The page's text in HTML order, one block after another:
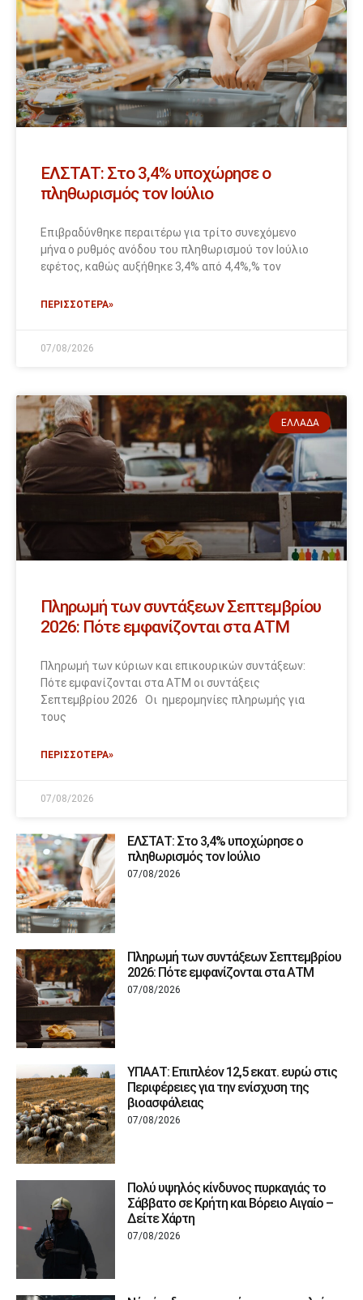
ΕΛΣΤΑΤ: Στο 3,4% υποχώρησε ο
πληθωρισμός τον Ιούλιο
Επιβραδύνθηκε περαιτέρω για τρίτο συνεχόμενο
μήνα ο ρυθμός ανόδου του πληθωρισμού τον Ιούλιο
εφέτος, καθώς αυξήθηκε 3,4% από 4,4%,% τον
ΠΕΡΙΣΣΟΤΕΡΑ»
07/08/2026
ΕΛΛΆΔΑ
Πληρωμή των συντάξεων Σεπτεμβρίου
2026: Πότε εμφανίζονται στα ΑΤΜ
Πληρωμή των κύριων και επικουρικών συντάξεων:
Πότε εμφανίζονται στα ΑΤΜ οι συντάξεις
Σεπτεμβρίου 2026 Οι ημερομηνίες πληρωμής για
τους
ΠΕΡΙΣΣΟΤΕΡΑ»
07/08/2026
ΕΛΣΤΑΤ: Στο 3,4% υποχώρησε ο
πληθωρισμός τον Ιούλιο
07/08/2026
Πληρωμή των συντάξεων Σεπτεμβρίου
2026: Πότε εμφανίζονται στα ΑΤΜ
07/08/2026
ΥΠΑΑΤ: Επιπλέον 12,5 εκατ. ευρώ στις
Περιφέρειες για την ενίσχυση της
βιοασφάλειας
07/08/2026
Πολύ υψηλός κίνδυνος πυρκαγιάς το
Σάββατο σε Κρήτη και Βόρειο Αιγαίο –
Δείτε Χάρτη
07/08/2026